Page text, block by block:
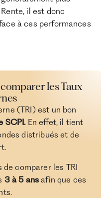
il est donc
à ces performances
les Taux
(TRI) est un bon
SCPI. En effet, il tient
distribués et de
comparer les TRI
3 à 5 ans afin que ces